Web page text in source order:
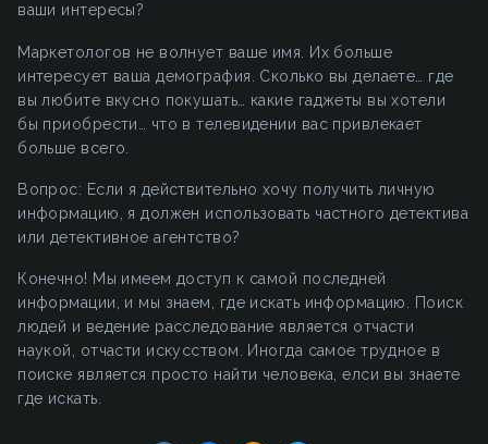
ваши интересы?
Маркетологов не волнует ваше имя. Их больше
интересует ваша демография. Сколько вы делаете… где
вы любите вкусно покушать… какие гаджеты вы хотели
бы приобрести… что в телевидении вас привлекает
больше всего.
Вопрос: Если я действительно хочу получить личную
информацию, я должен использовать частного детектива
или детективное агентство?
Конечно! Мы имеем доступ к самой последней
информации, и мы знаем, где искать информацию. Поиск
людей и ведение расследование является отчасти
наукой, отчасти искусством. Иногда самое трудное в
поиске является просто найти человека, елси вы знаете
где искать.